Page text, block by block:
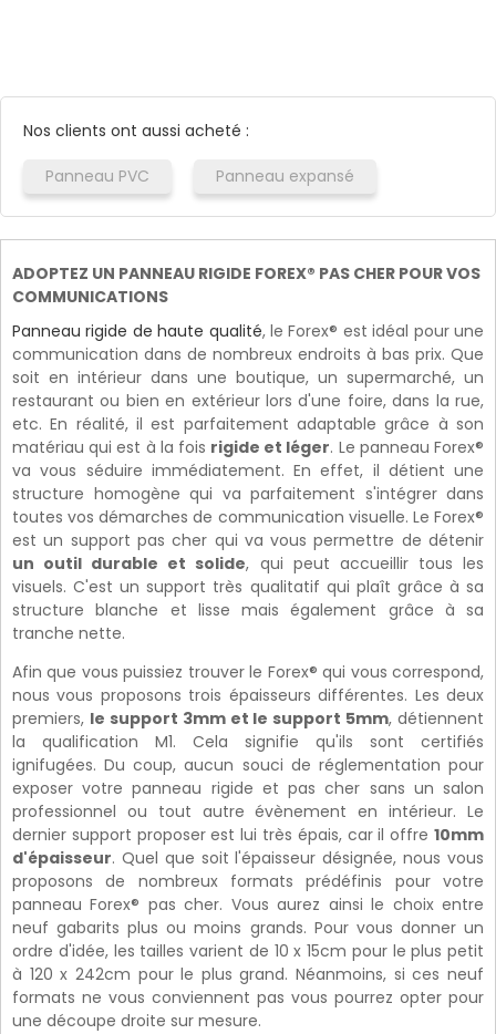
Nos clients ont aussi acheté :
Panneau PVC Panneau expansé
ADOPTEZ UN PANNEAU RIGIDE FOREX® PAS CHER POUR VOS
COMMUNICATIONS
Panneau rigide de haute qualité, le Forex® est idéal pour une
communication dans de nombreux endroits à bas prix. Que
soit en intérieur dans une boutique, un supermarché, un
restaurant ou bien en extérieur lors d'une foire, dans la rue,
etc. En réalité, il est parfaitement adaptable grâce à son
matériau qui est à la fois rigide et léger. Le panneau Forex®
va vous séduire immédiatement. En effet, il détient une
structure homogène qui va parfaitement s'intégrer dans
toutes vos démarches de communication visuelle. Le Forex®
est un support pas cher qui va vous permettre de détenir
un outil durable et solide, qui peut accueillir tous les
visuels. C'est un support très qualitatif qui plaît grâce à sa
structure blanche et lisse mais également grâce à sa
tranche nette.
Afin que vous puissiez trouver le Forex® qui vous correspond,
nous vous proposons trois épaisseurs différentes. Les deux
premiers, le support 3mm et le support 5mm, détiennent
la qualification M1. Cela signifie qu'ils sont certifiés
ignifugées. Du coup, aucun souci de réglementation pour
exposer votre panneau rigide et pas cher sans un salon
professionnel ou tout autre évènement en intérieur. Le
dernier support proposer est lui très épais, car il offre 10mm
d'épaisseur. Quel que soit l'épaisseur désignée, nous vous
proposons de nombreux formats prédéfinis pour votre
panneau Forex® pas cher. Vous aurez ainsi le choix entre
neuf gabarits plus ou moins grands. Pour vous donner un
ordre d'idée, les tailles varient de 10 x 15cm pour le plus petit
à 120 x 242cm pour le plus grand. Néanmoins, si ces neuf
formats ne vous conviennent pas vous pourrez opter pour
une découpe droite sur mesure.